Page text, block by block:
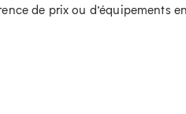
de prix ou d’équipements